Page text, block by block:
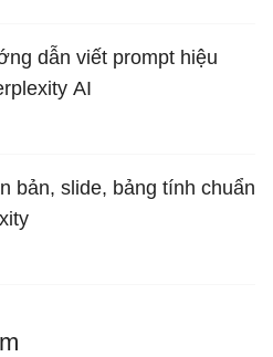
dẫn viết prompt hiệu
AI
bản, slide, bảng tính chuẩn